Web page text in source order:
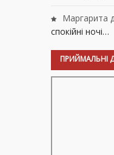
Маргарита
спокійні ночі…
ПРИЙМАЛЬНІ